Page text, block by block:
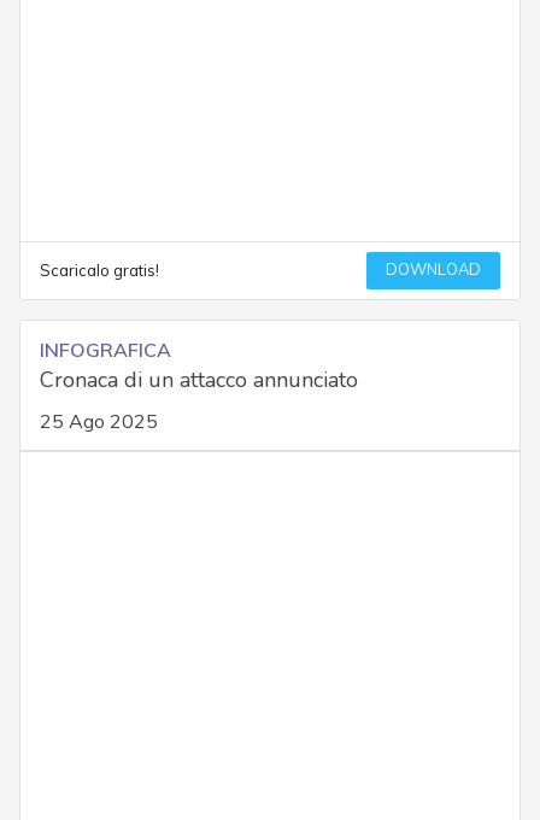
Scaricalo gratis! DOWNLOAD
INFOGRAFICA
Cronaca di un attacco annunciato
25 Ago 2025